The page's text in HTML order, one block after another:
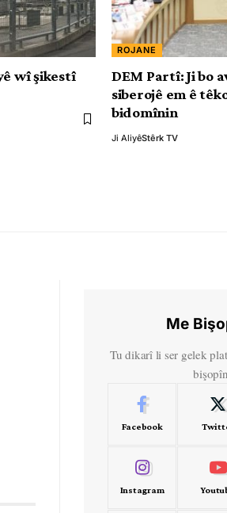
wî şikestî
ROJANE
DEM Partî: Ji bo
siberojê em ê
bidomînin
Ji AliyêStêrk TV
Me
Tu dikarî li ser gelek
Facebook
Instagram